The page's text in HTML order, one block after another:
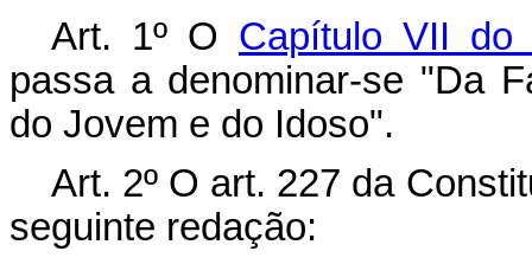
Art. 1º O Capítulo VII do
passa a denominar-se "Da
do Jovem e do Idoso".
Art. 2º O art. 227 da
seguinte redação: